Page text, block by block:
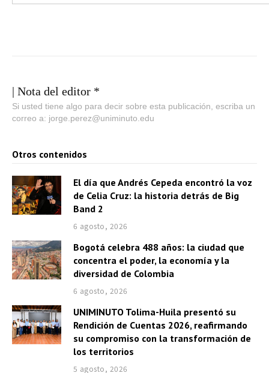
e
a
u
d
| Nota del editor *
Si usted tiene algo para decir sobre esta publicación, escriba un
correo a: jorge.perez@uniminuto.edu
Otros contenidos
El día que Andrés Cepeda encontró la voz
de Celia Cruz: la historia detrás de Big
Band 2
6 agosto, 2026
Bogotá celebra 488 años: la ciudad que
concentra el poder, la economía y la
diversidad de Colombia
6 agosto, 2026
UNIMINUTO Tolima-Huila presentó su
Rendición de Cuentas 2026, reafirmando
su compromiso con la transformación de
los territorios
5 agosto, 2026